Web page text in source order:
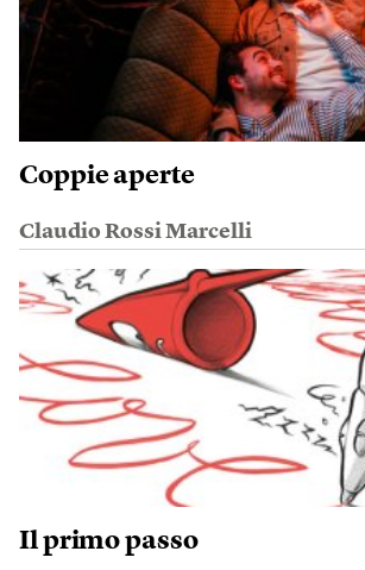
Coppie aperte
Claudio Rossi Marcelli
Il primo passo